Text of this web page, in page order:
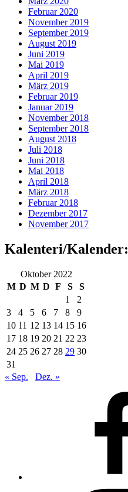
Februar 2020
November 2019
September 2019
August 2019
Juni 2019
Mai 2019
April 2019
März 2019
Februar 2019
Januar 2019
November 2018
September 2018
August 2018
Juli 2018
Juni 2018
Mai 2018
April 2018
März 2018
Februar 2018
Dezember 2017
November 2017
Kalenteri/Kalender:
Oktober 2022
M D M D F S
S
1
2
3
4 5 6 7 8
9
10 11 12 13 14 15 16
17 18 19 20 21 22 23
24 25 26 27 28 29 30
31
« Sep.
Dez. »